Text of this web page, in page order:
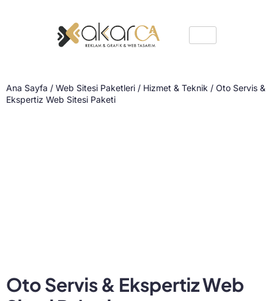
Ana Sayfa / Web Sitesi Paketleri / Hizmet & Teknik / Oto Servis &
Ekspertiz Web Sitesi Paketi
Oto Servis & Ekspertiz Web